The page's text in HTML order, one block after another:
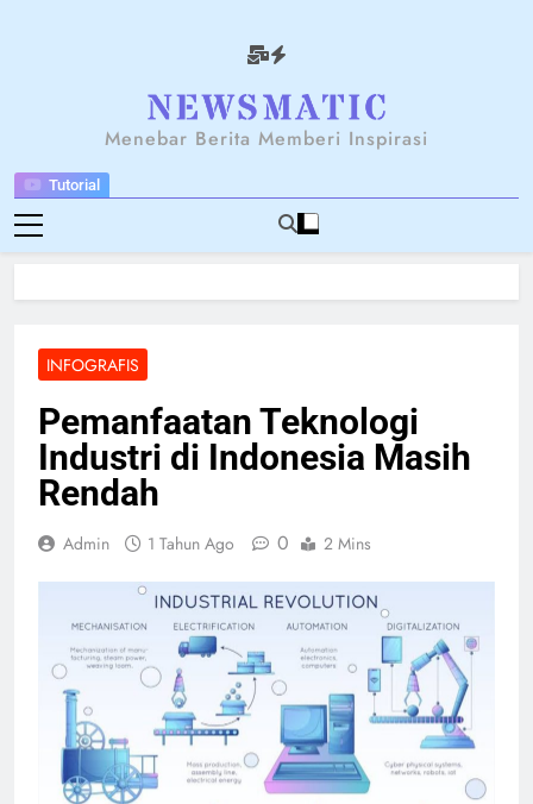
Tutorial
NEWSANTARA
Menebar Berita Memberi Inspirasi
INFOGRAFIS
Pemanfaatan Teknologi
Industri di Indonesia Masih
Rendah
Admin 1 Tahun Ago 0 2 Mins